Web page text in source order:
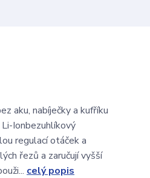
aku, nabíječky a kufříku
Ionbezuhlíkový
regulací otáček a
řezů a zaručují vyšší
celý popis